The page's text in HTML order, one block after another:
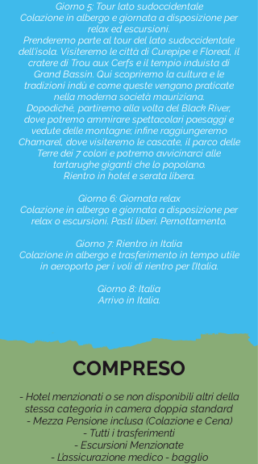
Giorno 5: Tour lato sudoccidentale
Colazione in albergo e giornata a disposizione per
relax ed escursioni.
Prenderemo parte al tour del lato sudoccidentale
dell'isola. Visiteremo le città di Curepipe e Floreal, il
cratere di Trou aux Cerfs e il tempio induista di
Grand Bassin. Qui scopriremo la cultura e le
tradizioni indù e come queste vengano praticate
nella moderna società mauriziana.
Dopodiché, partiremo alla volta del Black River,
dove potremo ammirare spettacolari paesaggi e
vedute delle montagne; infine raggiungeremo
Chamarel, dove visiteremo le cascate, il parco delle
Terre dei 7 colori e potremo avvicinarci alle
tartarughe giganti che lo popolano.
Rientro in hotel e serata libera.
Giorno 6: Giornata relax
Colazione in albergo e giornata a disposizione per
relax o escursioni. Pasti liberi. Pernottamento.
Giorno 7: Rientro in Italia
Colazione in albergo e trasferimento in tempo utile
in aeroporto per i voli di rientro per l’Italia.
Giorno 8: Italia
Arrivo in Italia.
COMPRESO
- Hotel menzionati o se non disponibili altri della
stessa categoria in camera doppia standard
- Mezza Pensione inclusa (Colazione e Cena)
- Tutti i trasferimenti
- Escursioni Menzionate
- L’assicurazione medico - bagglio